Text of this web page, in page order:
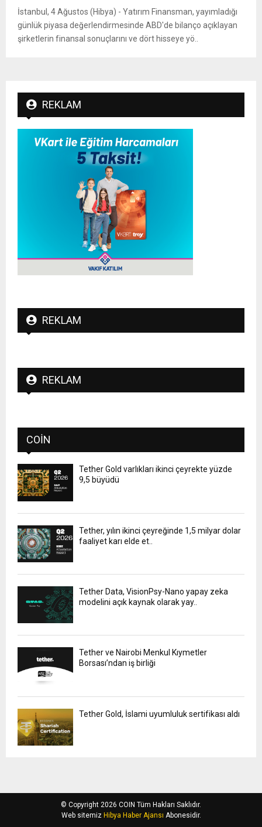
İstanbul, 4 Ağustos (Hibya) - Yatırım Finansman, yayımladığı
günlük piyasa değerlendirmesinde ABD'de bilanço açıklayan
şirketlerin finansal sonuçlarını ve dört hisseye yö..
REKLAM
REKLAM
REKLAM
COIN
Tether Gold varlıkları ikinci çeyrekte yüzde
9,5 büyüdü
Tether, yılın ikinci çeyreğinde 1,5 milyar dolar
faaliyet karı elde et..
Tether Data, VisionPsy-Nano yapay zeka
modelini açık kaynak olarak yay..
Tether ve Nairobi Menkul Kıymetler
Borsası’ndan iş birliği
Tether Gold, İslami uyumluluk sertifikası aldı
© Copyright 2026 COIN Tüm Hakları Saklıdır.
Web sitemiz Hibya Haber Ajansı Abonesidir.